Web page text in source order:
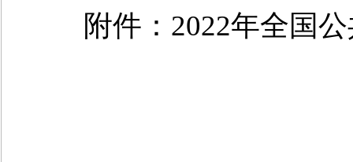
附件：2022年全国公